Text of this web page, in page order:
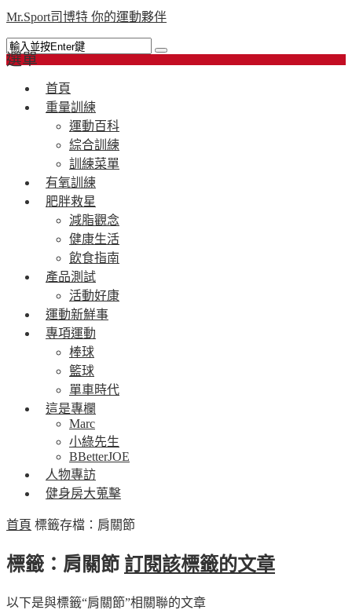
Mr.Sport司博特 你的運動夥伴
選單
首頁
重量訓練
運動百科
綜合訓練
訓練菜單
有氧訓練
肥胖救星
減脂觀念
健康生活
飲食指南
產品測試
活動好康
運動新鮮事
專項運動
棒球
籃球
單車時代
這是專欄
Marc
小綠先生
BBetterJOE
人物專訪
健身房大蒐擊
首頁 標籤存檔：肩關節
標籤：肩關節 訂閱該標籤的文章
以下是與標籤“肩關節”相關聯的文章